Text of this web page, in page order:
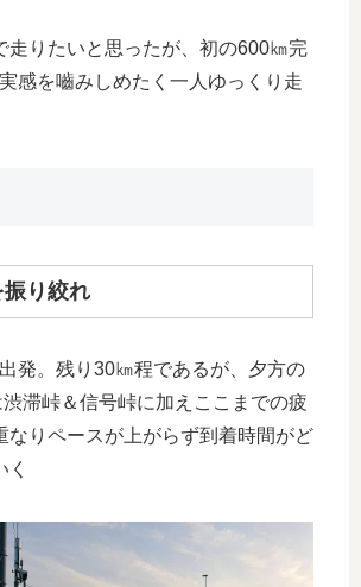
走りたいと思ったが、初の600㎞完
感を嚙みしめたく一人ゆっくり走
り絞れ
発。残り30㎞程であるが、夕方の
滞峠＆信号峠に加えここまでの疲
なりペースが上がらず到着時間がど
く